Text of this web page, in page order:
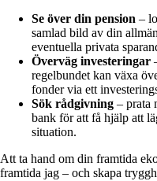
Se över din pension –
samlad bild av din
eventuella privata
Överväg investeringar
regelbundet kan växa
fonder via ett
Sök rådgivning – prata
bank för att få hjälp att
situation.
Att ta hand om din framtida
framtida jag – och skapa